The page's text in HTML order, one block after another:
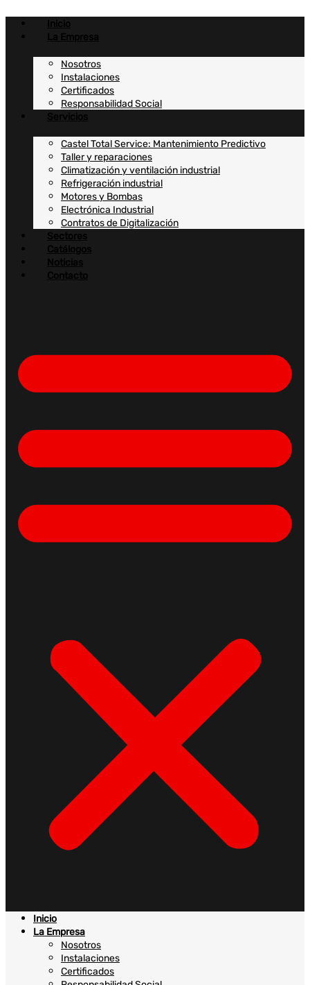
contenido
Inicio
La Empresa
Nosotros
Instalaciones
Certificados
Responsabilidad Social
Servicios
Castel Total Service: Mantenimiento Predictivo
Taller y reparaciones
Climatización y ventilación industrial
Refrigeración industrial
Motores y Bombas
Electrónica Industrial
Contratos de Digitalización
Sectores
Catálogos
Noticias
Contacto
Inicio
La Empresa
Nosotros
Instalaciones
Certificados